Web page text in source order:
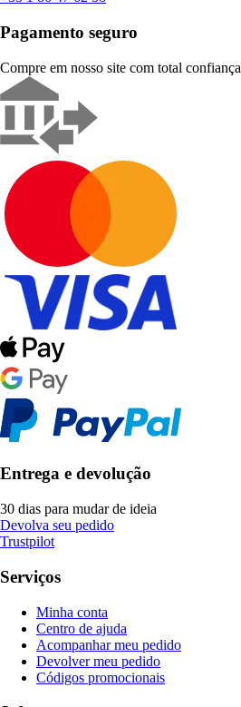
Pagamento seguro
Compre em nosso site com total confiança
Entrega e devolução
30 dias para mudar de ideia
Devolva seu pedido
Trustpilot
Serviços
Minha conta
Centro de ajuda
Acompanhar meu pedido
Devolver meu pedido
Códigos promocionais